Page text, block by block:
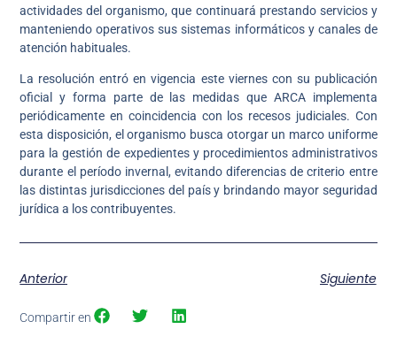
actividades del organismo, que continuará prestando servicios y
manteniendo operativos sus sistemas informáticos y canales de
atención habituales.
La resolución entró en vigencia este viernes con su publicación
oficial y forma parte de las medidas que ARCA implementa
periódicamente en coincidencia con los recesos judiciales. Con
esta disposición, el organismo busca otorgar un marco uniforme
para la gestión de expedientes y procedimientos administrativos
durante el período invernal, evitando diferencias de criterio entre
las distintas jurisdicciones del país y brindando mayor seguridad
jurídica a los contribuyentes.
Anterior Siguiente
Compartir en